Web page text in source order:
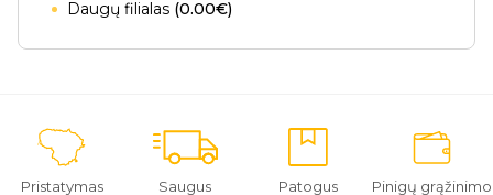
Daugų filialas (0.00€)
Pristatymas
Saugus
Patogus
Pinigų grąžinimo